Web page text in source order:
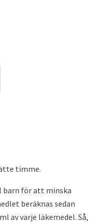
timme.
barn för att minska
beräknas sedan
av varje läkemedel. Så,